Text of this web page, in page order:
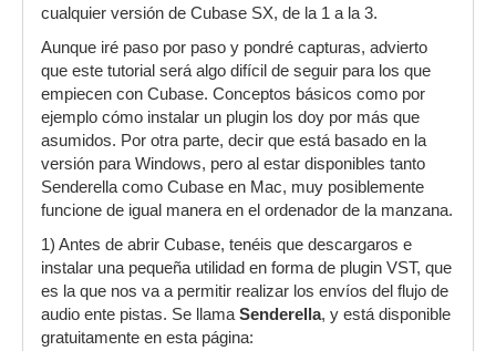
cualquier versión de Cubase SX, de la 1 a la 3.
Aunque iré paso por paso y pondré capturas, advierto
que este tutorial será algo difícil de seguir para los que
empiecen con Cubase. Conceptos básicos como por
ejemplo cómo instalar un plugin los doy por más que
asumidos. Por otra parte, decir que está basado en la
versión para Windows, pero al estar disponibles tanto
Senderella como Cubase en Mac, muy posiblemente
funcione de igual manera en el ordenador de la manzana.
1) Antes de abrir Cubase, tenéis que descargaros e
instalar una pequeña utilidad en forma de plugin VST, que
es la que nos va a permitir realizar los envíos del flujo de
audio ente pistas. Se llama Senderella, y está disponible
gratuitamente en esta página: